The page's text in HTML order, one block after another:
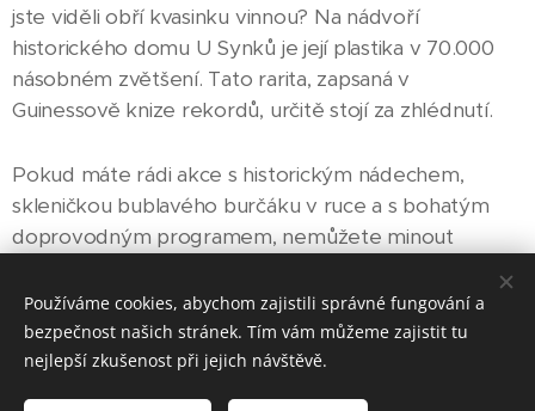
jste viděli obří kvasinku vinnou? Na nádvoří
historického domu U Synků je její plastika v 70.000
násobném zvětšení. Tato rarita, zapsaná v
Guinessově knize rekordů, určitě stojí za zhlédnutí.
Pokud máte rádi akce s historickým nádechem,
skleničkou bublavého burčáku v ruce a s bohatým
doprovodným programem, nemůžete minout
HTV © 2021
Používáme cookies, abychom zajistili správné fungování a
bezpečnost našich stránek. Tím vám můžeme zajistit tu
nejlepší zkušenost při jejich návštěvě.